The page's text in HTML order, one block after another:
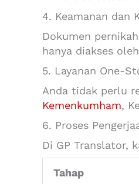
4. Keamanan dan
Dokumen
hanya diakses
5. Layanan One-
Anda tidak perlu
Kemenkumham,
6. Proses
Di GP Translator,
Tahap